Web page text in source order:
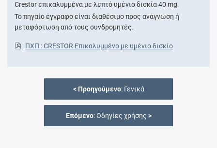
Crestor επικαλυμμένα με λεπτό υμένιο δισκία 40 mg.
Το πηγαίο έγγραφο είναι διαθέσιμο προς ανάγνωση ή
μεταφόρτωση από τους συνδρομητές.
ΠΧΠ : CRESTOR Επικαλυμμένο με υμένιο δισκίο
< Προηγούμενο: Γενικά
Επόμενο: Οδηγίες χρήσης >